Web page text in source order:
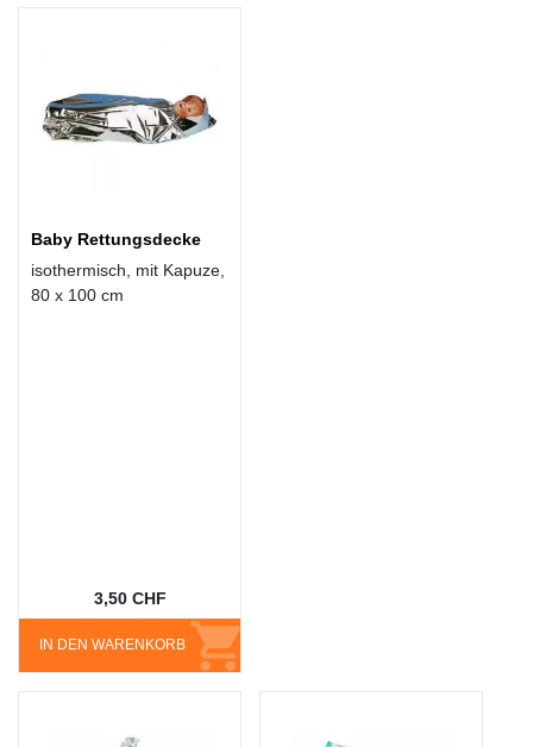
Baby Rettungsdecke
isothermisch, mit Kapuze,
80 x 100 cm
IN DEN WARENKORB
3,50 CHF